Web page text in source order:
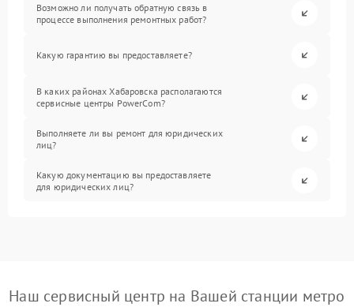
Возможно ли получать обратную связь в
процессе выполнения ремонтных работ?
Какую гарантию вы предоставляете?
В каких районах Хабаровска располагаются
сервисные центры PowerCom?
Выполняете ли вы ремонт для юридических
лиц?
Какую документацию вы предоставляете
для юридических лиц?
Наш сервисный центр на Вашей станции метро